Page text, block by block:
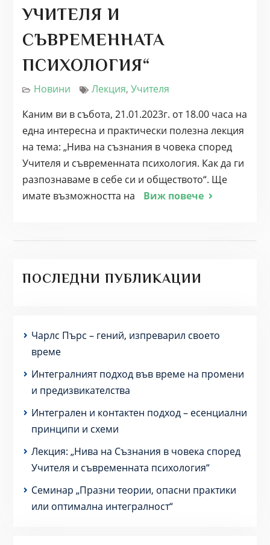
УЧИТЕЛЯ И
СЪВРЕМЕННАТА
ПСИХОЛОГИЯ“
Новини Лекция, Учителя
Каним ви в събота, 21.01.2023г. от 18.00 часа на
една интересна и практически полезна лекция
на тема: „Нива на съзнания в човека според
Учителя и съвременната психология. Как да ги
разпознаваме в себе си и обществото“. Ще
имате възможността на
Виж повече
ПОСЛЕДНИ ПУБЛИКАЦИИ
Чарлс Пърс – гений, изпреварил своето
време
Интегралният подход във време на промени
и предизвикателства
Интегрален и контактен подход – есенциални
принципи и схеми
Лекция: „Нива на Съзнания в човека според
Учителя и съвременната психология“
Семинар „Празни теории, опасни практики
или оптимална интегралност“